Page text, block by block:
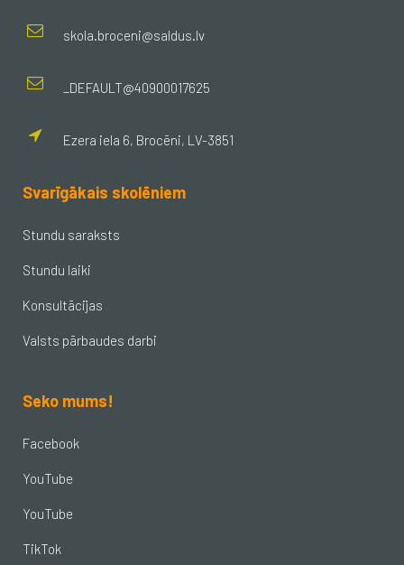
skola.broceni@saldus.lv
_DEFAULT@40900017625
Ezera iela 6, Brocēni, LV-3851
Svarīgākais skolēniem
Stundu saraksts
Stundu laiki
Konsultācijas
Valsts pārbaudes darbi
Seko mums!
Facebook
YouTube
YouTube
TikTok